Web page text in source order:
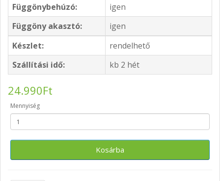
Függönybehúzó:
igen
Függöny akasztó:
igen
Készlet:
rendelhető
Szállítási idő:
kb 2 hét
24.990Ft
Mennyiség
Kosárba